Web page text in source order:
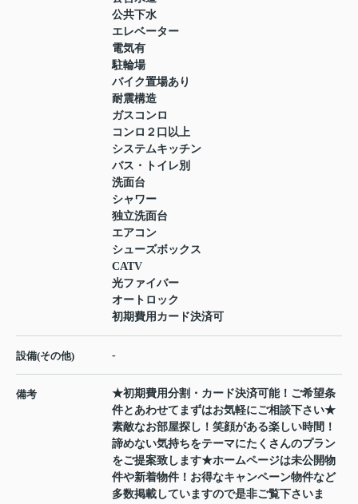
公共下水
エレベーター
電気有
駐輪場
バイク置場あり
耐震構造
ガスコンロ
コンロ２口以上
システムキッチン
バス・トイレ別
洗面台
シャワー
独立洗面台
エアコン
シューズボックス
CATV
光ファイバー
オートロック
初期費用カード決済可
設備(その他) -
備考
★初期費用分割・カード決済可能！ご希望条
件とあわせてまずはお気軽にご相談下さい★
素敵なお部屋探し！笑顔がある楽しい時間！
諦めない気持ちをテーマにたくさんのプラン
をご提案致します★ホームページは未公開物
件や新着物件！お得なキャンペーン物件など
多数掲載していますので是非ご覧下さいま